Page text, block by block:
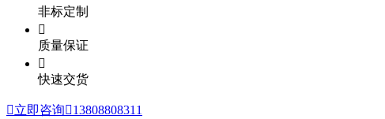
非标定制
质量保证
快速交货
立即咨询
13808808311